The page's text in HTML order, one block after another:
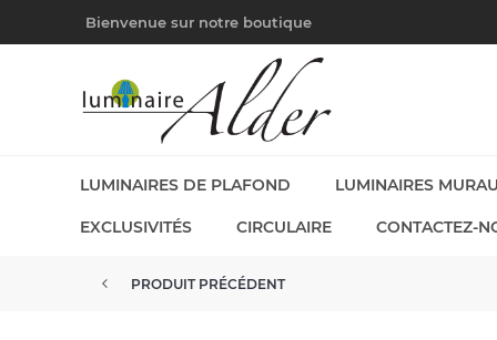
Bienvenue sur notre boutique
LUMINAIRES DE PLAFOND LUMINAIRES
EXCLUSIVITÉS CIRCULAIRE CONTACTEZ-
PRODUIT PRÉCÉDENT